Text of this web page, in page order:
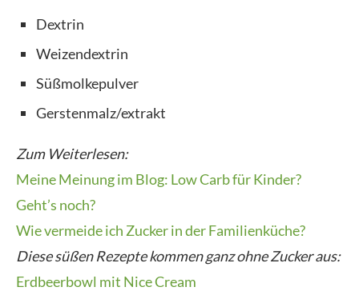
Dextrin
Weizendextrin
Süßmolkepulver
Gerstenmalz/extrakt
Zum Weiterlesen:
Meine Meinung im Blog: Low Carb für Kinder?
Geht’s noch?
Wie vermeide ich Zucker in der Familienküche?
Diese süßen Rezepte kommen ganz ohne Zucker aus:
Erdbeerbowl mit Nice Cream